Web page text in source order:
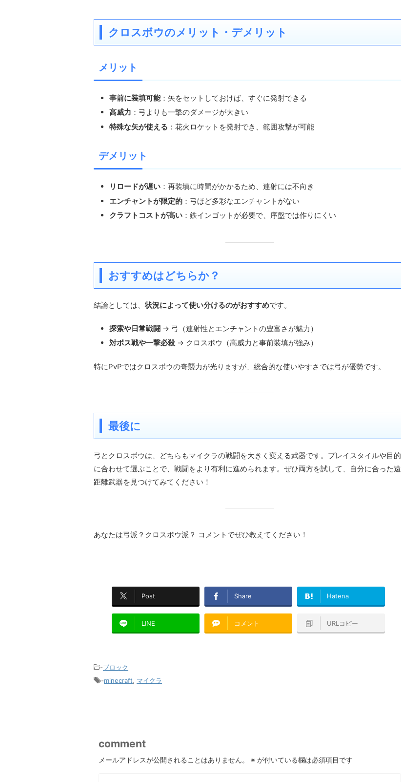
クロスボウのメリット・デメリット
メリット
事前に装填可能：矢をセットしておけば、すぐに発射できる
高威力 ：弓よりも一撃のダメージが大きい
特殊な矢が使える ：花火ロケットを発射でき、範囲攻撃が可能
デメリット
リロードが遅い ：再装填に時間がかかるため、連射には不向き
エンチャントが限定的 ：弓ほど多彩なエンチャントがない
クラフトコストが高い ：鉄インゴットが必要で、序盤では作りにくい
おすすめはどちらか？
結論としては、状況によって使い分けるのがおすすめです。
探索や日常戦闘 → 弓（連射性とエンチャントの豊富さが魅力）
対ボス戦や一撃必殺 → クロスボウ（高威力と事前装填が強み）
特にPvPではクロスボウの奇襲力が光りますが、総合的な使いやすさでは弓が優勢です。
最後に
弓とクロスボウは、どちらもマイクラの戦闘を大きく変える武器です。プレイスタイルや目的
に合わせて選ぶことで、戦闘をより有利に進められます。ぜひ両方を試して、自分に合った遠
距離武器を見つけてみてください！
あなたは弓派？クロスボウ派？ コメントでぜひ教えてください！
Post Share Hatena
LINE コメント URLコピー
-ブロック
-minecraft マイクラ
comment
メールアドレスが公開されることはありません。 ※ が付いている欄は必須項目です